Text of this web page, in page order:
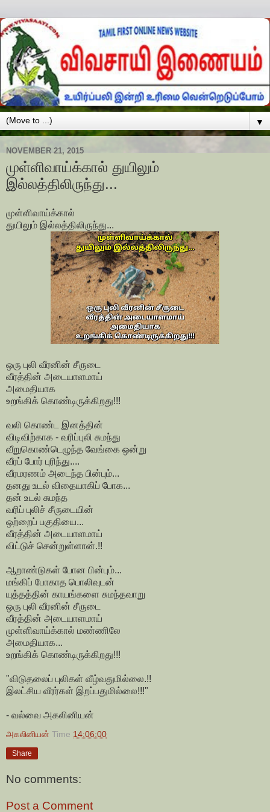
▼
NOVEMBER 21, 2015
முள்ளிவாய்க்கால் துயிலும்
இல்லத்திலிருந்து...
முள்ளிவாய்க்கால்
துயிலும் இல்லத்திலிருந்து...
ஒரு புலி வீரனின் சீருடை
வீரத்தின் அடையாளமாய்
அமைதியாக
உறங்கிக் கொண்டிருக்கிறது!!!
வலி கொண்ட இனத்தின்
விடிவிற்காக - வரிப்புலி சுமந்து
வீறுகொண்டெழுந்த வேங்கை ஒன்று
வீரப் போர் புரிந்து....
வீரமரணம் அடைந்த பின்பும்...
தனது உடல் விதையாகிப் போக...
தன் உடல் சுமந்த
வரிப் புலிச் சீருடையின்
ஒற்றைப் பகுதியை...
வீரத்தின் அடையாளமாய்
விட்டுச் சென்றுள்ளான்.!!
ஆறாண்டுகள் போன பின்பும்...
மங்கிப் போகாத பொலிவுடன்
யுத்தத்தின் காயங்களை சுமந்தவாறு
ஒரு புலி வீரனின் சீருடை
வீரத்தின் அடையாளமாய்
முள்ளிவாய்க்கால் மண்ணிலே
அமைதியாக...
உறங்கிக் கொண்டிருக்கிறது!!!
"விடுதலைப் புலிகள் வீழ்வதுமில்லை.!!
இலட்சிய வீரர்கள் இறப்பதுமில்லை!!!"
- வல்வை அகலினியன்
அகலினியன் Time 14:06:00
Share
No comments:
Post a Comment